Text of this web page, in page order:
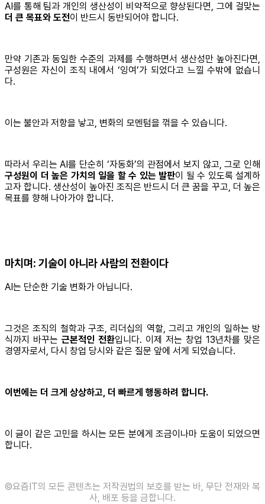
AI를 통해 팀과 개인의 생산성이 비약적으로 향상된다면, 그에 걸맞는
더 큰 목표와 도전이 반드시 동반되어야 합니다.
만약 기존과 동일한 수준의 과제를 수행하면서 생산성만 높아진다면,
구성원은 자신이 조직 내에서 ‘잉여’가 되었다고 느낄 수밖에 없습니
다.
이는 불안과 저항을 낳고, 변화의 모멘텀을 꺾을 수 있습니다.
따라서 우리는 AI를 단순히 ‘자동화’의 관점에서 보지 않고, 그로 인해
구성원이 더 높은 가치의 일을 할 수 있는 발판이 될 수 있도록 설계하
고자 합니다. 생산성이 높아진 조직은 반드시 더 큰 꿈을 꾸고, 더 높은
목표를 향해 나아가야 합니다.
마치며: 기술이 아니라 사람의 전환이다
AI는 단순한 기술 변화가 아닙니다.
그것은 조직의 철학과 구조, 리더십의 역할, 그리고 개인의 일하는 방
식까지 바꾸는 근본적인 전환입니다. 이제 저는 창업 13년차를 맞은
경영자로서, 다시 창업 당시와 같은 질문 앞에 서게 되었습니다.
이번에는 더 크게 상상하고, 더 빠르게 행동하려 합니다.
이 글이 같은 고민을 하시는 모든 분에게 조금이나마 도움이 되었으면
합니다.
©️요즘IT의 모든 콘텐츠는 저작권법의 보호를 받는 바, 무단 전재와 복
사, 배포 등을 금합니다.